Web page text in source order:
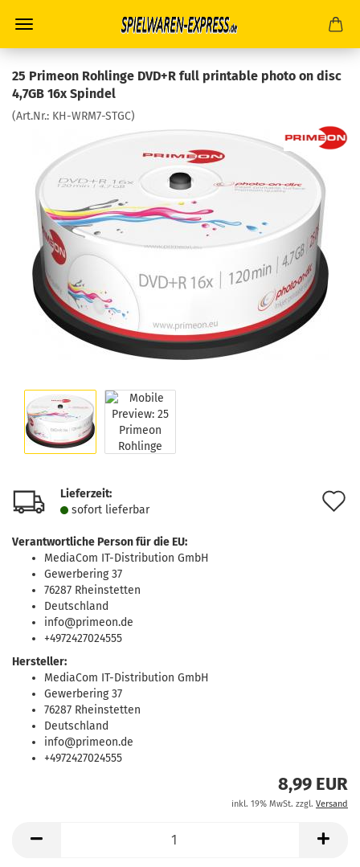
25 Primeon Rohlinge DVD+R full printable photo on disc
4,7GB 16x Spindel
(Art.Nr.: KH-WRM7-STGC)
Lieferzeit:
sofort lie­fer­bar
Verantwortliche Person für die EU:
MediaCom IT-Distribution GmbH
Gewerbering 37
76287 Rheinstetten
Deutschland
info@primeon.de
+4972427024555
Hersteller:
MediaCom IT-Distribution GmbH
Gewerbering 37
76287 Rheinstetten
Deutschland
info@primeon.de
+4972427024555
8,99 EUR
inkl. 19% MwSt. zzgl. Versand